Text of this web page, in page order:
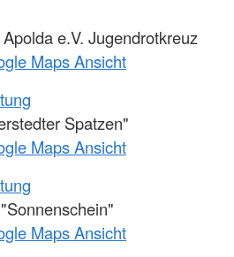
e.V. Jugendrotkreuz
Maps Ansicht
Spatzen"
Maps Ansicht
Maps Ansicht